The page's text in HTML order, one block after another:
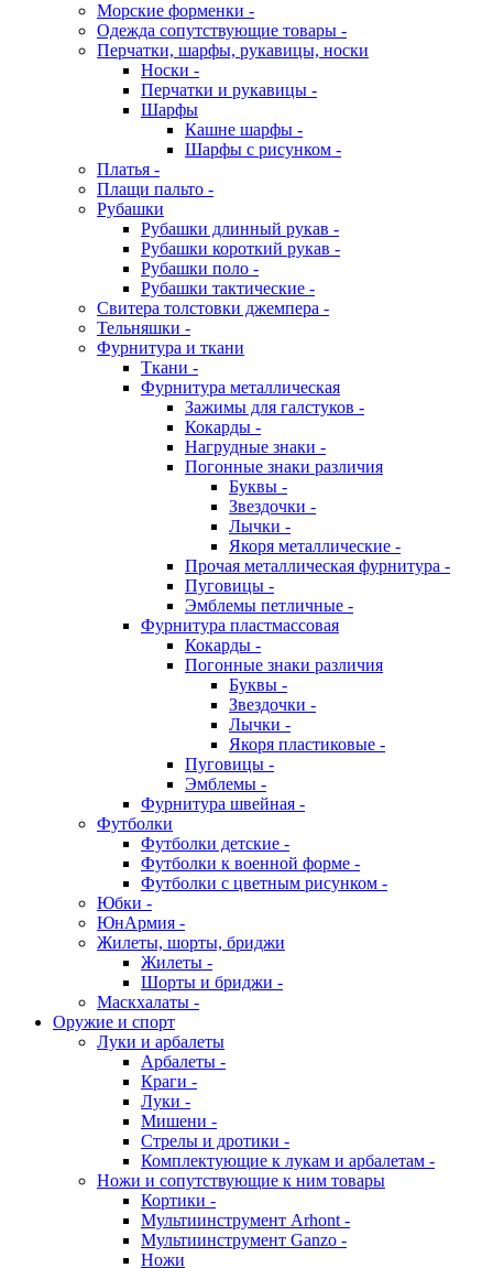
Морские форменки -
Одежда сопутствующие товары -
Перчатки, шарфы, рукавицы, носки
Носки -
Перчатки и рукавицы -
Шарфы
Кашне шарфы -
Шарфы с рисунком -
Платья -
Плащи пальто -
Рубашки
Рубашки длинный рукав -
Рубашки короткий рукав -
Рубашки поло -
Рубашки тактические -
Свитера толстовки джемпера -
Тельняшки -
Фурнитура и ткани
Ткани -
Фурнитура металлическая
Зажимы для галстуков -
Кокарды -
Нагрудные знаки -
Погонные знаки различия
Буквы -
Звездочки -
Лычки -
Якоря металлические -
Прочая металлическая фурнитура -
Пуговицы -
Эмблемы петличные -
Фурнитура пластмассовая
Кокарды -
Погонные знаки различия
Буквы -
Звездочки -
Лычки -
Якоря пластиковые -
Пуговицы -
Эмблемы -
Фурнитура швейная -
Футболки
Футболки детские -
Футболки к военной форме -
Футболки с цветным рисунком -
Юбки -
ЮнАрмия -
Жилеты, шорты, бриджи
Жилеты -
Шорты и бриджи -
Маскхалаты -
Оружие и спорт
Луки и арбалеты
Арбалеты -
Краги -
Луки -
Мишени -
Стрелы и дротики -
Комплектующие к лукам и арбалетам -
Ножи и сопутствующие к ним товары
Кортики -
Мультиинструмент Arhont -
Мультиинструмент Ganzo -
Ножи